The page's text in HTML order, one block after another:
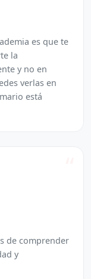
es que te
la
y no en
verlas en
está
de comprender
y